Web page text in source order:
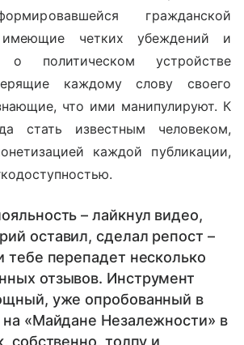
гражданской
четких убеждений и
о политическом устройстве
каждому слову своего
что ими манипулируют. К
стать известным человеком,
каждой публикации,
– лайкнул видео,
оставил, сделал репост –
тебе перепадет несколько
отзывов. Инструмент
уже опробованный в
на «Майдане Незалежности» в
собственно, толпу и